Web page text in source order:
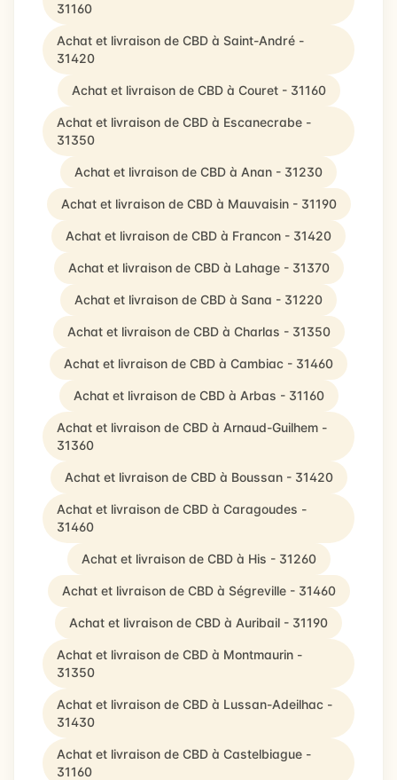
31160
Achat et livraison de CBD à Saint-André -
31420
Achat et livraison de CBD à Couret - 31160
Achat et livraison de CBD à Escanecrabe -
31350
Achat et livraison de CBD à Anan - 31230
Achat et livraison de CBD à Mauvaisin - 31190
Achat et livraison de CBD à Francon - 31420
Achat et livraison de CBD à Lahage - 31370
Achat et livraison de CBD à Sana - 31220
Achat et livraison de CBD à Charlas - 31350
Achat et livraison de CBD à Cambiac - 31460
Achat et livraison de CBD à Arbas - 31160
Achat et livraison de CBD à Arnaud-Guilhem -
31360
Achat et livraison de CBD à Boussan - 31420
Achat et livraison de CBD à Caragoudes -
31460
Achat et livraison de CBD à His - 31260
Achat et livraison de CBD à Ségreville - 31460
Achat et livraison de CBD à Auribail - 31190
Achat et livraison de CBD à Montmaurin -
31350
Achat et livraison de CBD à Lussan-Adeilhac -
31430
Achat et livraison de CBD à Castelbiague -
31160